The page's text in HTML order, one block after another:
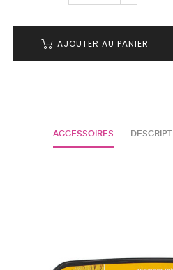
AJOUTER AU PANIER
ACCESSOIRES